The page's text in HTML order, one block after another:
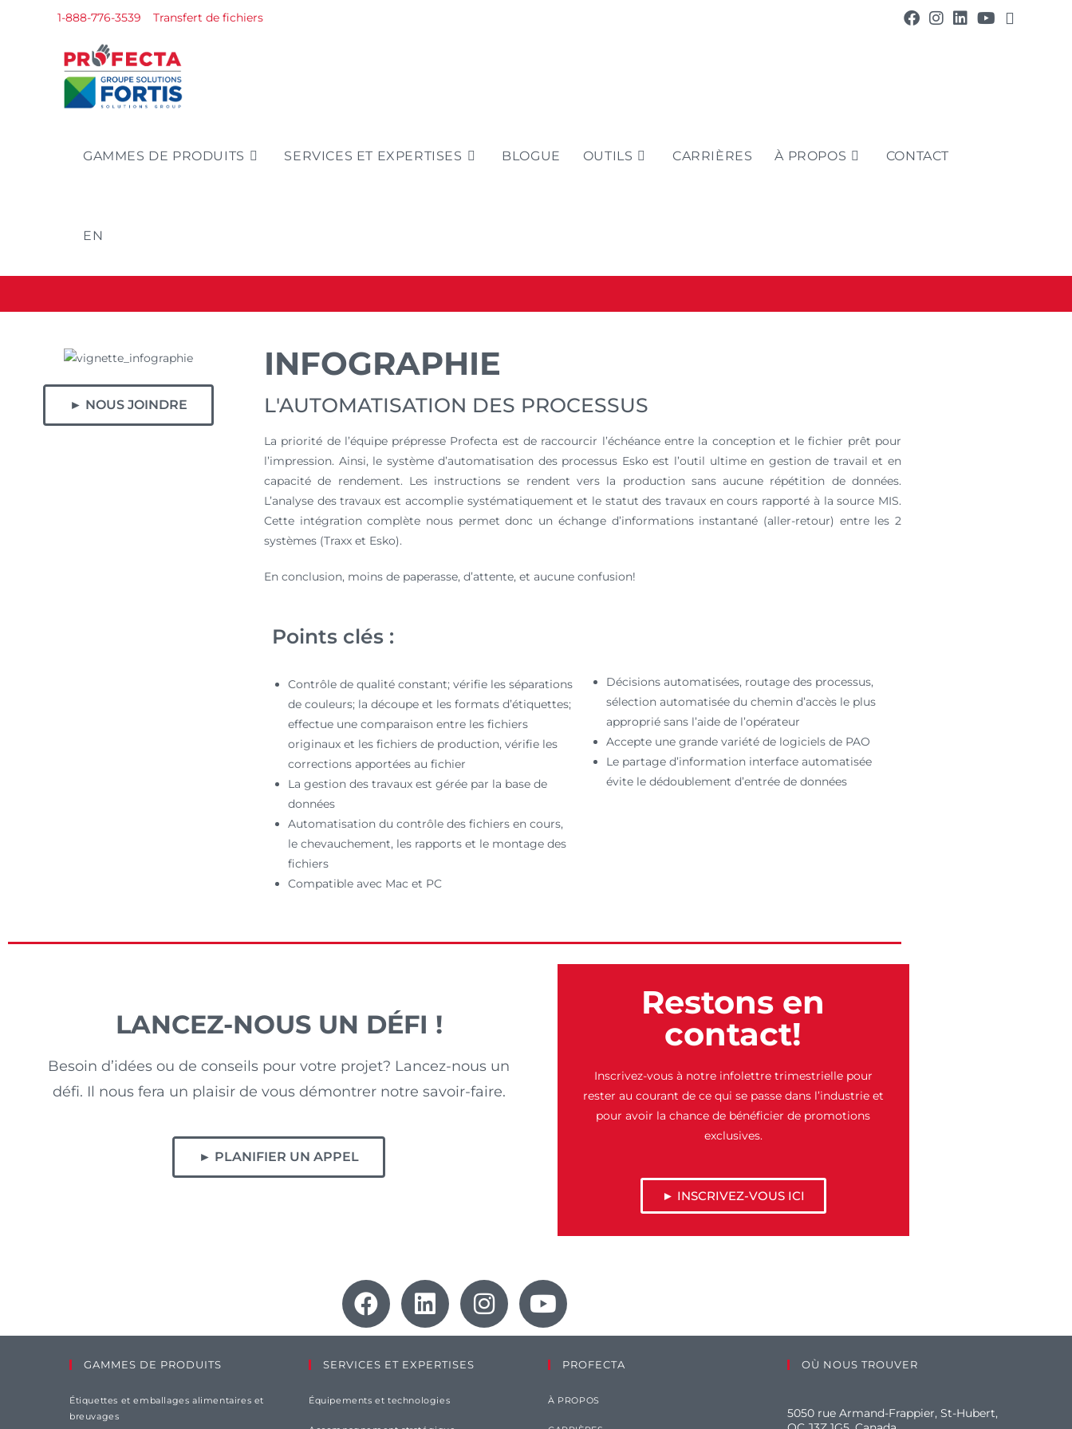
1-888-776-3539 Transfert de fichiers
GAMMES DE PRODUITS SERVICES ET EXPERTISES BLOGUE OUTILS CARRIÈRES À PROPOS CONTACT
EN
► NOUS JOINDRE
INFOGRAPHIE
L'AUTOMATISATION DES PROCESSUS
La priorité de l’équipe prépresse Profecta est de raccourcir l’échéance entre la conception et le fichier prêt pour
l’impression. Ainsi, le système d’automatisation des processus Esko est l’outil ultime en gestion de travail et en
capacité de rendement. Les instructions se rendent vers la production sans aucune répétition de données.
L’analyse des travaux est accomplie systématiquement et le statut des travaux en cours rapporté à la source MIS.
Cette intégration complète nous permet donc un échange d’informations instantané (aller-retour) entre les 2
systèmes (Traxx et Esko).
En conclusion, moins de paperasse, d’attente, et aucune confusion!
Points clés :
Contrôle de qualité constant; vérifie les séparations
de couleurs; la découpe et les formats d’étiquettes;
effectue une comparaison entre les fichiers
originaux et les fichiers de production, vérifie les
corrections apportées au fichier
La gestion des travaux est gérée par la base de
données
Automatisation du contrôle des fichiers en cours,
le chevauchement, les rapports et le montage des
fichiers
Compatible avec Mac et PC
Décisions automatisées, routage des processus,
sélection automatisée du chemin d’accès le plus
approprié sans l’aide de l’opérateur
Accepte une grande variété de logiciels de PAO
Le partage d’information interface automatisée
évite le dédoublement d’entrée de données
LANCEZ-NOUS UN DÉFI !
Besoin d’idées ou de conseils pour votre projet? Lancez-nous un
défi. Il nous fera un plaisir de vous démontrer notre savoir-faire.
► PLANIFIER UN APPEL
Restons en
contact!
Inscrivez-vous à notre infolettre trimestrielle pour
rester au courant de ce qui se passe dans l’industrie et
pour avoir la chance de bénéficier de promotions
exclusives.
► INSCRIVEZ-VOUS ICI
GAMMES DE PRODUITS
Étiquettes et emballages alimentaires et
breuvages
SERVICES ET EXPERTISES
Équipements et technologies
PROFECTA
À PROPOS
OÙ NOUS TROUVER
5050 rue Armand-Frappier, St-Hubert,